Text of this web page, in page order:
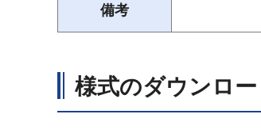
備考
様式のダウンロ